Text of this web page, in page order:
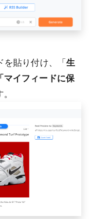
を貼り付け、「生
「マイフィードに保